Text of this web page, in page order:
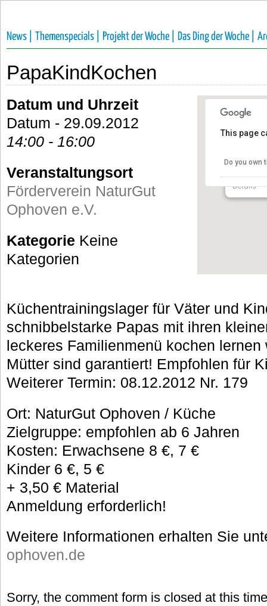
News | Themenspecials | Projekt der Woche | Das Ding der Woche |
PapaKindKochen
Talstraße
Details
This page
Do you own
Datum und Uhrzeit
Datum - 29.09.2012
14:00 - 16:00
Veranstaltungsort
Förderverein NaturGut
Ophoven e.V.
Kategorie Keine
Kategorien
Küchentrainingslager für Väter und
schnibbelstarke Papas mit ihren
leckeres Familienmenü kochen lernen
Mütter sind garantiert! Empfohlen für
Weiterer Termin: 08.12.2012 Nr. 179
Ort: NaturGut Ophoven / Küche
Zielgruppe: empfohlen ab 6 Jahren
Kosten: Erwachsene 8 €, 7 €
Kinder 6 €, 5 €
+ 3,50 € Material
Anmeldung erforderlich!
Weitere Informationen erhalten Sie
ophoven.de
Sorry, the comment form is closed at this